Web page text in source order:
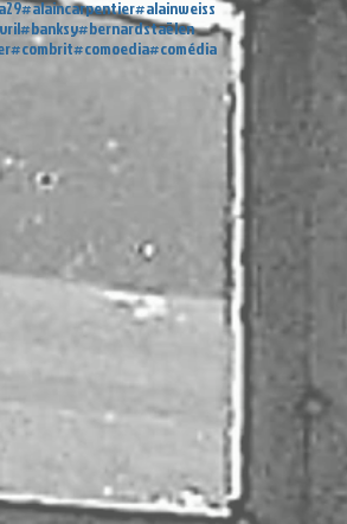
#alaincarpentier#alainweiss
#banksy#bernardstaëlen
#combrit#comoedia#comédia